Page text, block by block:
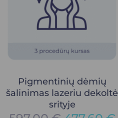
Pigmentinių dėmių
šalinimas lazeriu dekoltė
srityje